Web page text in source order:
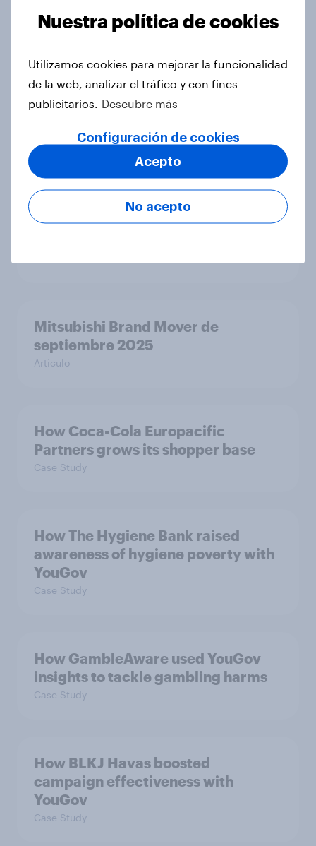
[Webinar] Beauty standards: Top
personal care brands revealed
marcas de personal care reveladas
Black Friday & Cyber Monday datos
Mitsubishi Brand Mover de
septiembre 2025
Artículo
How Coca-Cola Europacific
Partners grows its shopper base
Case Study
How The Hygiene Bank raised
awareness of hygiene poverty with
YouGov
Case Study
How GambleAware used YouGov
insights to tackle gambling harms
Case Study
How BLKJ Havas boosted
campaign effectiveness with
YouGov
Case Study
Nuestra política de cookies
Utilizamos cookies para mejorar la funcionalidad
de la web, analizar el tráfico y con fines
publicitarios.
Descubre más
Configuración de cookies
No acepto
Acepto